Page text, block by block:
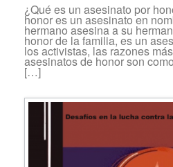
¿Qué es un asesinato por
honor es un asesinato en
hermano asesina a su
honor de la familia, es un
los activistas, las razones
asesinatos de honor son
[…]